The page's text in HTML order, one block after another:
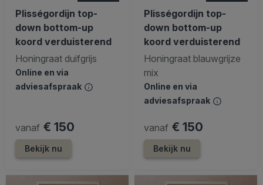
Plisségordijn top-
down bottom-up
koord verduisterend
Honingraat duifgrijs
Online en via
adviesafspraak
vanaf € 150
Bekijk nu
Plisségordijn top-
down bottom-up
koord verduisterend
Honingraat blauwgrijze
mix
Online en via
adviesafspraak
vanaf € 150
Bekijk nu